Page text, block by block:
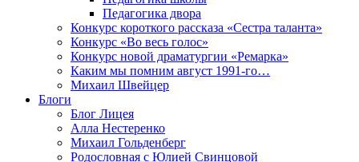
Педагогика двора
Конкурс короткого рассказа «Сестра таланта»
Конкурс «Во весь голос»
Конкурс новой драматургии «Ремарка»
Каким мы помним август 1991-го…
Михаил Швейцер
Блоги
Блог Лицея
Алла Нестеренко
Михаил Гольденберг
Родословная с Юлией Свинцовой